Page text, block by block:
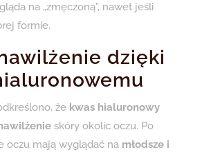
na „zmęczoną”, nawet jeśli
formie.
dzięki
że kwas hialuronowy
skóry okolic oczu. Po
oczu mają wyglądać na młodsze i